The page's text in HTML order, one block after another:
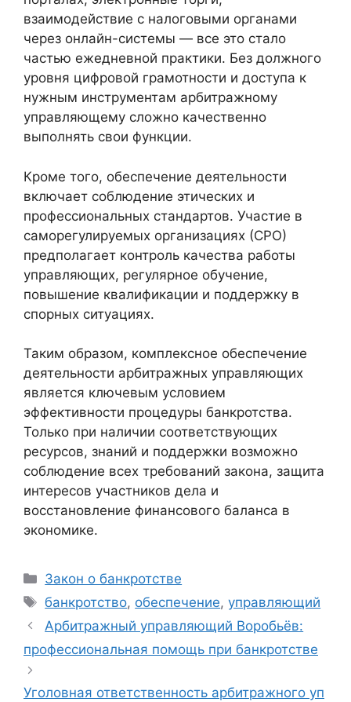
взаимодействие с налоговыми органами
через онлайн-системы — все это стало
частью ежедневной практики. Без должного
уровня цифровой грамотности и доступа к
нужным инструментам арбитражному
управляющему сложно качественно
выполнять свои функции.
Кроме того, обеспечение деятельности
включает соблюдение этических и
профессиональных стандартов. Участие в
саморегулируемых организациях (СРО)
предполагает контроль качества работы
управляющих, регулярное обучение,
повышение квалификации и поддержку в
спорных ситуациях.
Таким образом, комплексное обеспечение
деятельности арбитражных управляющих
является ключевым условием
эффективности процедуры банкротства.
Только при наличии соответствующих
ресурсов, знаний и поддержки возможно
соблюдение всех требований закона, защита
интересов участников дела и
восстановление финансового баланса в
экономике.
Рубрики
Закон о банкротстве
Метки
банкротство, обеспечение,управляющий
Арбитражный управляющий Воробьёв:
профессиональная помощь при банкротстве
Уголовная ответственность арбитражного уп